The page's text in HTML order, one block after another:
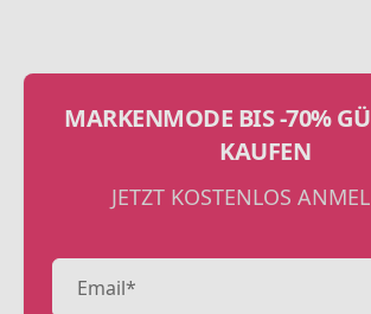
MARKENMODE BIS -70%
KAUFEN
JETZT KOSTENLOS